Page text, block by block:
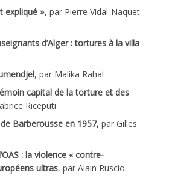
*
expliqué », par Pierre Vidal-Naquet
d’Alger : tortures à la villa
, par Malika Rahal
capital de la torture et des
Riceputi
Barberousse en 1957, par Gilles
: la violence « contre-
ultras, par Alain Ruscio